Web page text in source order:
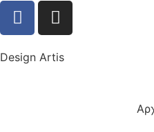
Design Artis